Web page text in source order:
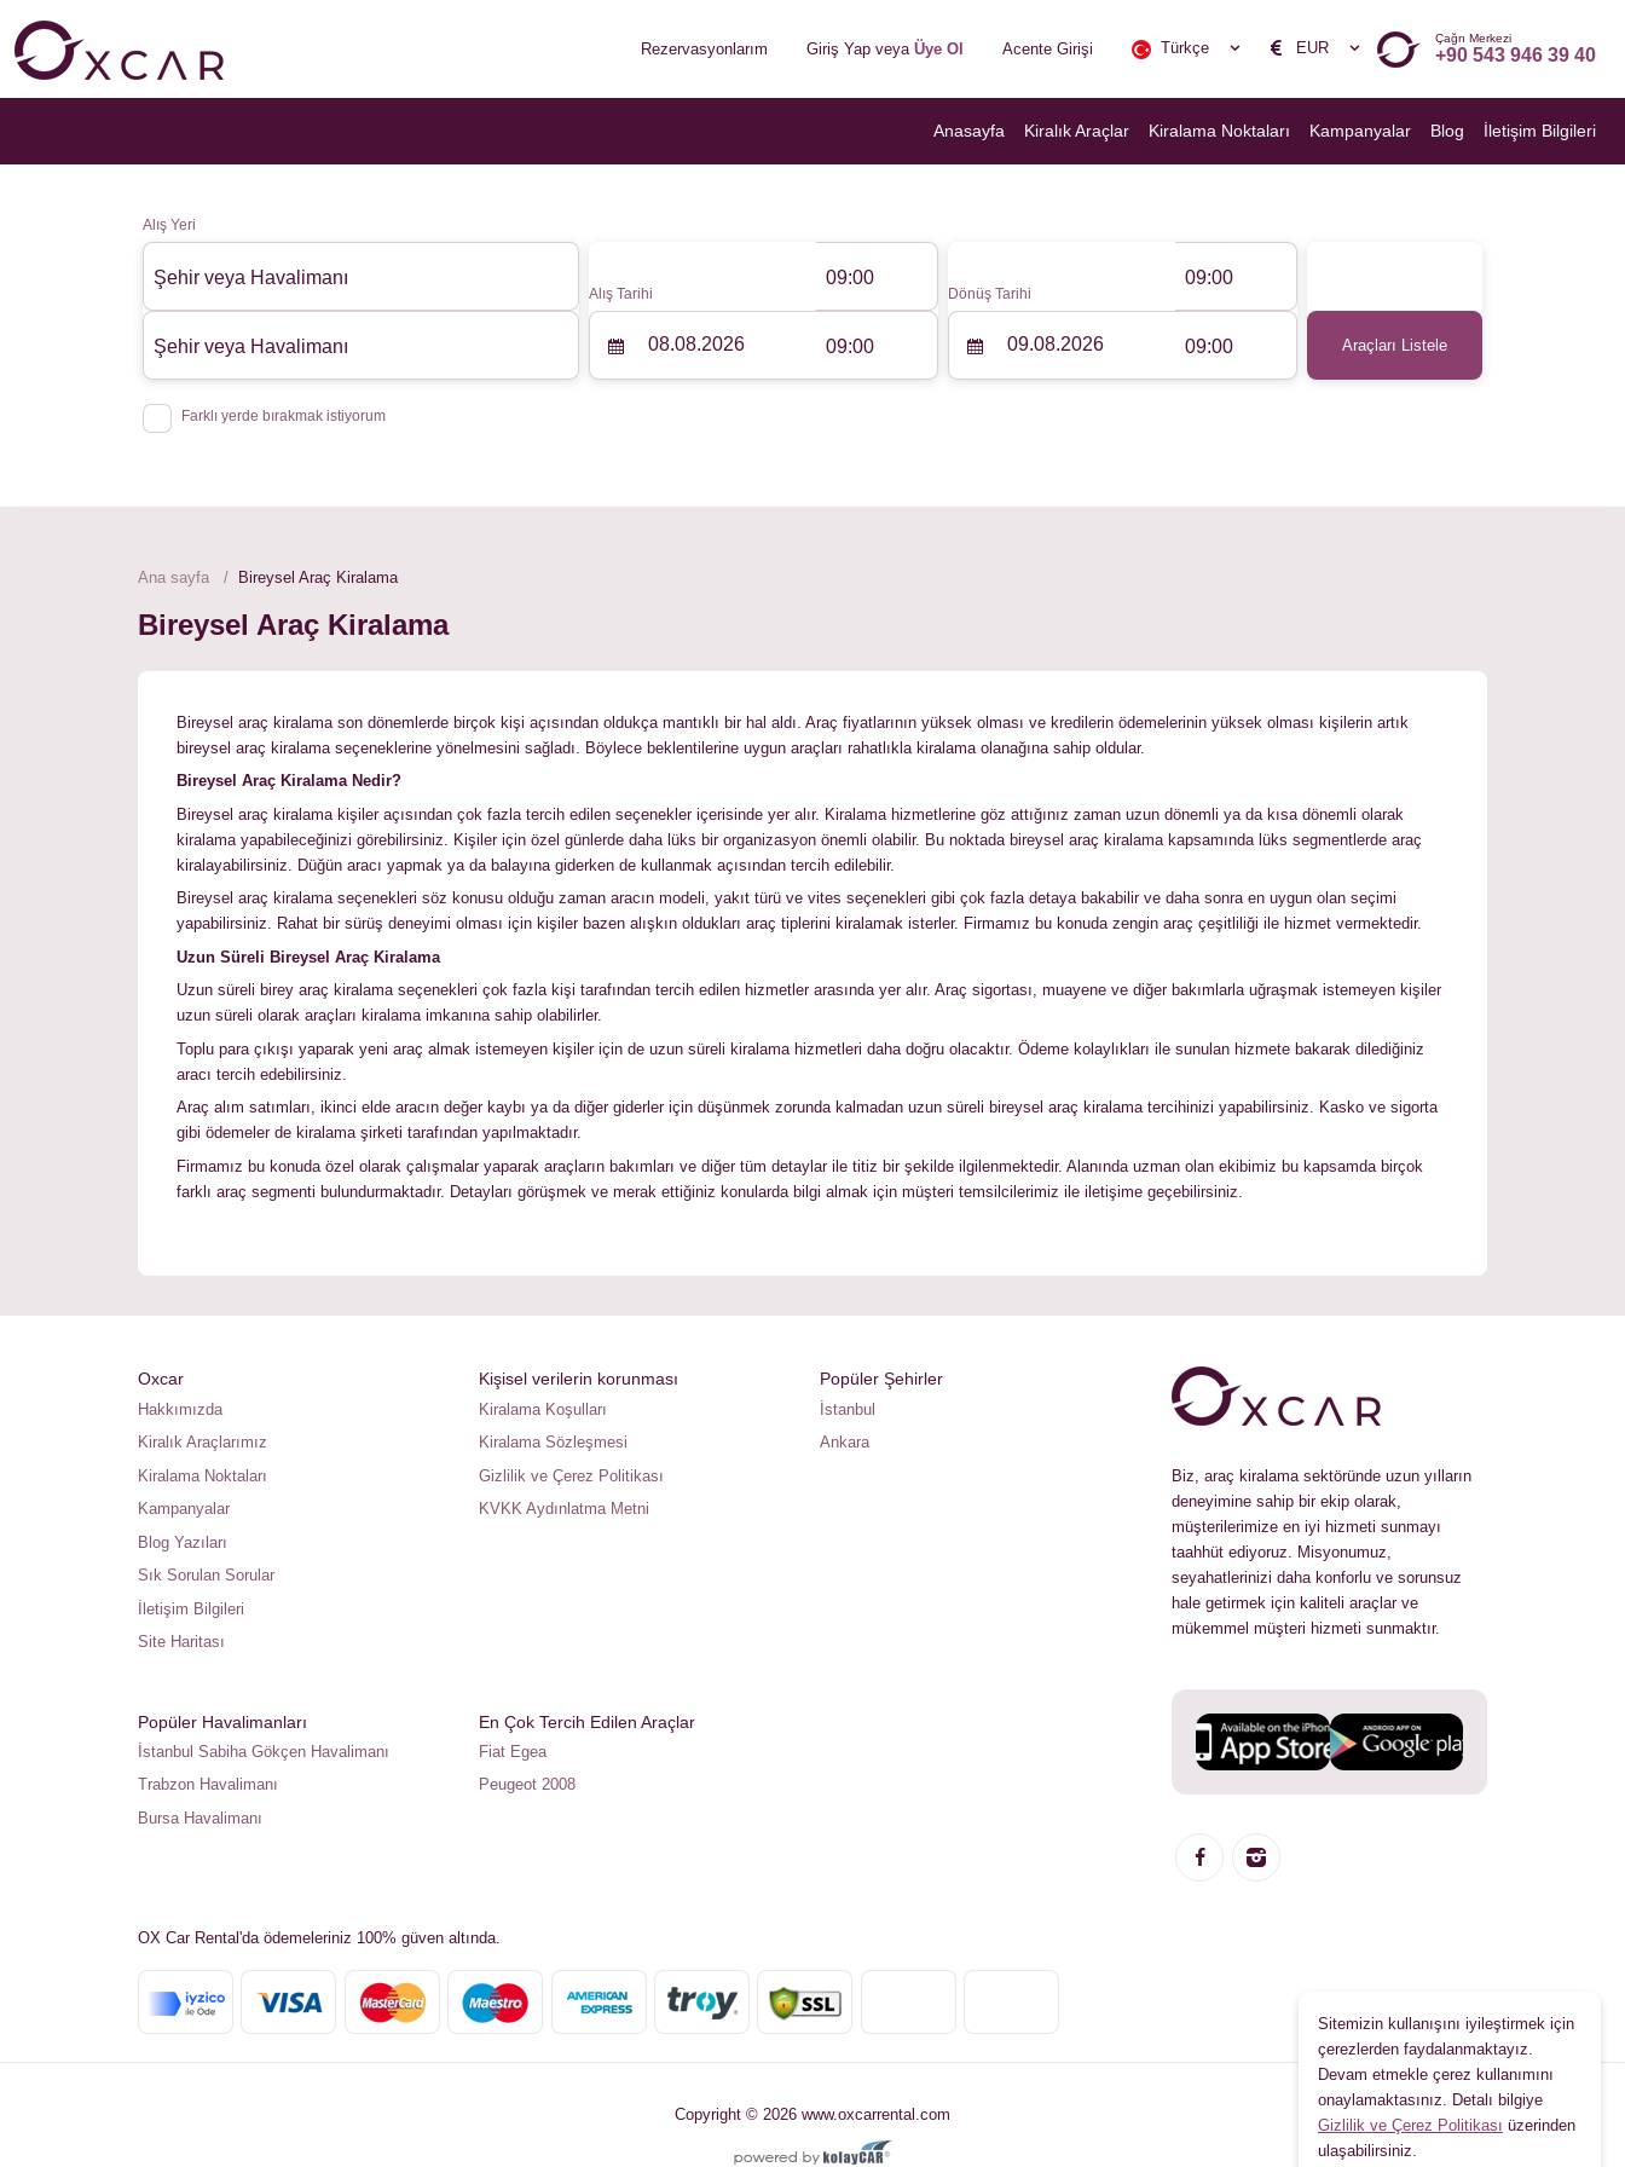
Rezervasyonlarım Giriş Yap veya Üye Ol Acente Girişi Türkçe EUR
Çağrı Merkezi
+90 543 946 39 40
Anasayfa Kiralık Araçlar Kiralama Noktaları Kampanyalar Blog İletişim Bilgileri
Alış Yeri
Şehir veya Havalimanı
Şehir veya Havalimanı
Farklı yerde bırakmak istiyorum
Alış Tarihi
09:00
09:00
Dönüş Tarihi
09:00
09:00 Araçları Listele
Ana sayfa Bireysel Araç Kiralama
Bireysel Araç Kiralama
Bireysel araç kiralama son dönemlerde birçok kişi açısından oldukça mantıklı bir hal aldı. Araç fiyatlarının yüksek olması ve kredilerin ödemelerinin yüksek olması kişilerin artık
bireysel araç kiralama seçeneklerine yönelmesini sağladı. Böylece beklentilerine uygun araçları rahatlıkla kiralama olanağına sahip oldular.
Bireysel Araç Kiralama Nedir?
Bireysel araç kiralama kişiler açısından çok fazla tercih edilen seçenekler içerisinde yer alır. Kiralama hizmetlerine göz attığınız zaman uzun dönemli ya da kısa dönemli olarak
kiralama yapabileceğinizi görebilirsiniz. Kişiler için özel günlerde daha lüks bir organizasyon önemli olabilir. Bu noktada bireysel araç kiralama kapsamında lüks segmentlerde araç
kiralayabilirsiniz. Düğün aracı yapmak ya da balayına giderken de kullanmak açısından tercih edilebilir.
Bireysel araç kiralama seçenekleri söz konusu olduğu zaman aracın modeli, yakıt türü ve vites seçenekleri gibi çok fazla detaya bakabilir ve daha sonra en uygun olan seçimi
yapabilirsiniz. Rahat bir sürüş deneyimi olması için kişiler bazen alışkın oldukları araç tiplerini kiralamak isterler. Firmamız bu konuda zengin araç çeşitliliği ile hizmet vermektedir.
Uzun Süreli Bireysel Araç Kiralama
Uzun süreli birey araç kiralama seçenekleri çok fazla kişi tarafından tercih edilen hizmetler arasında yer alır. Araç sigortası, muayene ve diğer bakımlarla uğraşmak istemeyen kişiler
uzun süreli olarak araçları kiralama imkanına sahip olabilirler.
Toplu para çıkışı yaparak yeni araç almak istemeyen kişiler için de uzun süreli kiralama hizmetleri daha doğru olacaktır. Ödeme kolaylıkları ile sunulan hizmete bakarak dilediğiniz
aracı tercih edebilirsiniz.
Araç alım satımları, ikinci elde aracın değer kaybı ya da diğer giderler için düşünmek zorunda kalmadan uzun süreli bireysel araç kiralama tercihinizi yapabilirsiniz. Kasko ve sigorta
gibi ödemeler de kiralama şirketi tarafından yapılmaktadır.
Firmamız bu konuda özel olarak çalışmalar yaparak araçların bakımları ve diğer tüm detaylar ile titiz bir şekilde ilgilenmektedir. Alanında uzman olan ekibimiz bu kapsamda birçok
farklı araç segmenti bulundurmaktadır. Detayları görüşmek ve merak ettiğiniz konularda bilgi almak için müşteri temsilcilerimiz ile iletişime geçebilirsiniz.
Oxcar
Hakkımızda
Kiralık Araçlarımız
Kiralama Noktaları
Kampanyalar
Blog Yazıları
Sık Sorulan Sorular
İletişim Bilgileri
Site Haritası
Kişisel verilerin korunması
Kiralama Koşulları
Kiralama Sözleşmesi
Gizlilik ve Çerez Politikası
KVKK Aydınlatma Metni
Popüler Şehirler
İstanbul
Ankara
Popüler Havalimanları
İstanbul Sabiha Gökçen Havalimanı
Trabzon Havalimanı
Bursa Havalimanı
En Çok Tercih Edilen Araçlar
Fiat Egea
Peugeot 2008
Biz, araç kiralama sektöründe uzun yılların
deneyimine sahip bir ekip olarak,
müşterilerimize en iyi hizmeti sunmayı
taahhüt ediyoruz. Misyonumuz,
seyahatlerinizi daha konforlu ve sorunsuz
hale getirmek için kaliteli araçlar ve
mükemmel müşteri hizmeti sunmaktır.
OX Car Rental'da ödemeleriniz 100% güven altında.
Sitemizin kullanışını iyileştirmek için
çerezlerden faydalanmaktayız.
Devam etmekle çerez kullanımını
onaylamaktasınız. Detalı bilgiye
Gizlilik ve Çerez Politikası üzerinden
ulaşabilirsiniz.
Copyright © 2026 www.oxcarrental.com